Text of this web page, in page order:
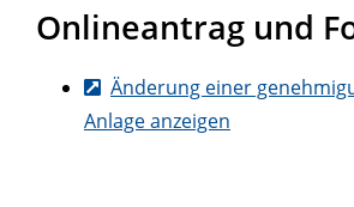
Onlineantrag und
Änderung einer
Anlage anzeigen